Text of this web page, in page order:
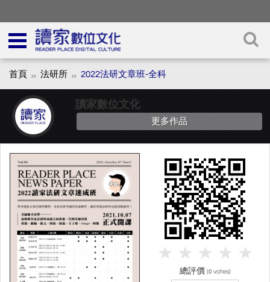
首頁 法研所 2022法研文章班-全科
讀家數位文化
更多作品
總評價 (0 votes)